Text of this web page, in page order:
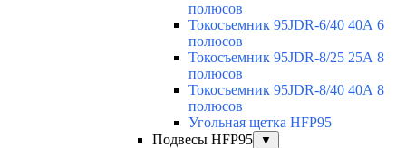
полюсов
Токосъемник 95JDR-6/40 40А 6
полюсов
Токосъемник 95JDR-8/25 25А 8
полюсов
Токосъемник 95JDR-8/40 40А 8
полюсов
Угольная щетка HFP95
Подвесы HFP95
▼